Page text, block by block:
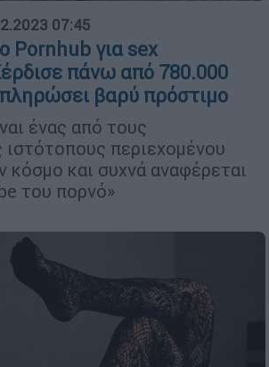
07:45
Pornhub για sex
πάνω από 780.000
βαρύ πρόστιμο
ένας από τους
ιστότοπους περιεχομένου
κόσμο και συχνά αναφέρεται
του πορνό»